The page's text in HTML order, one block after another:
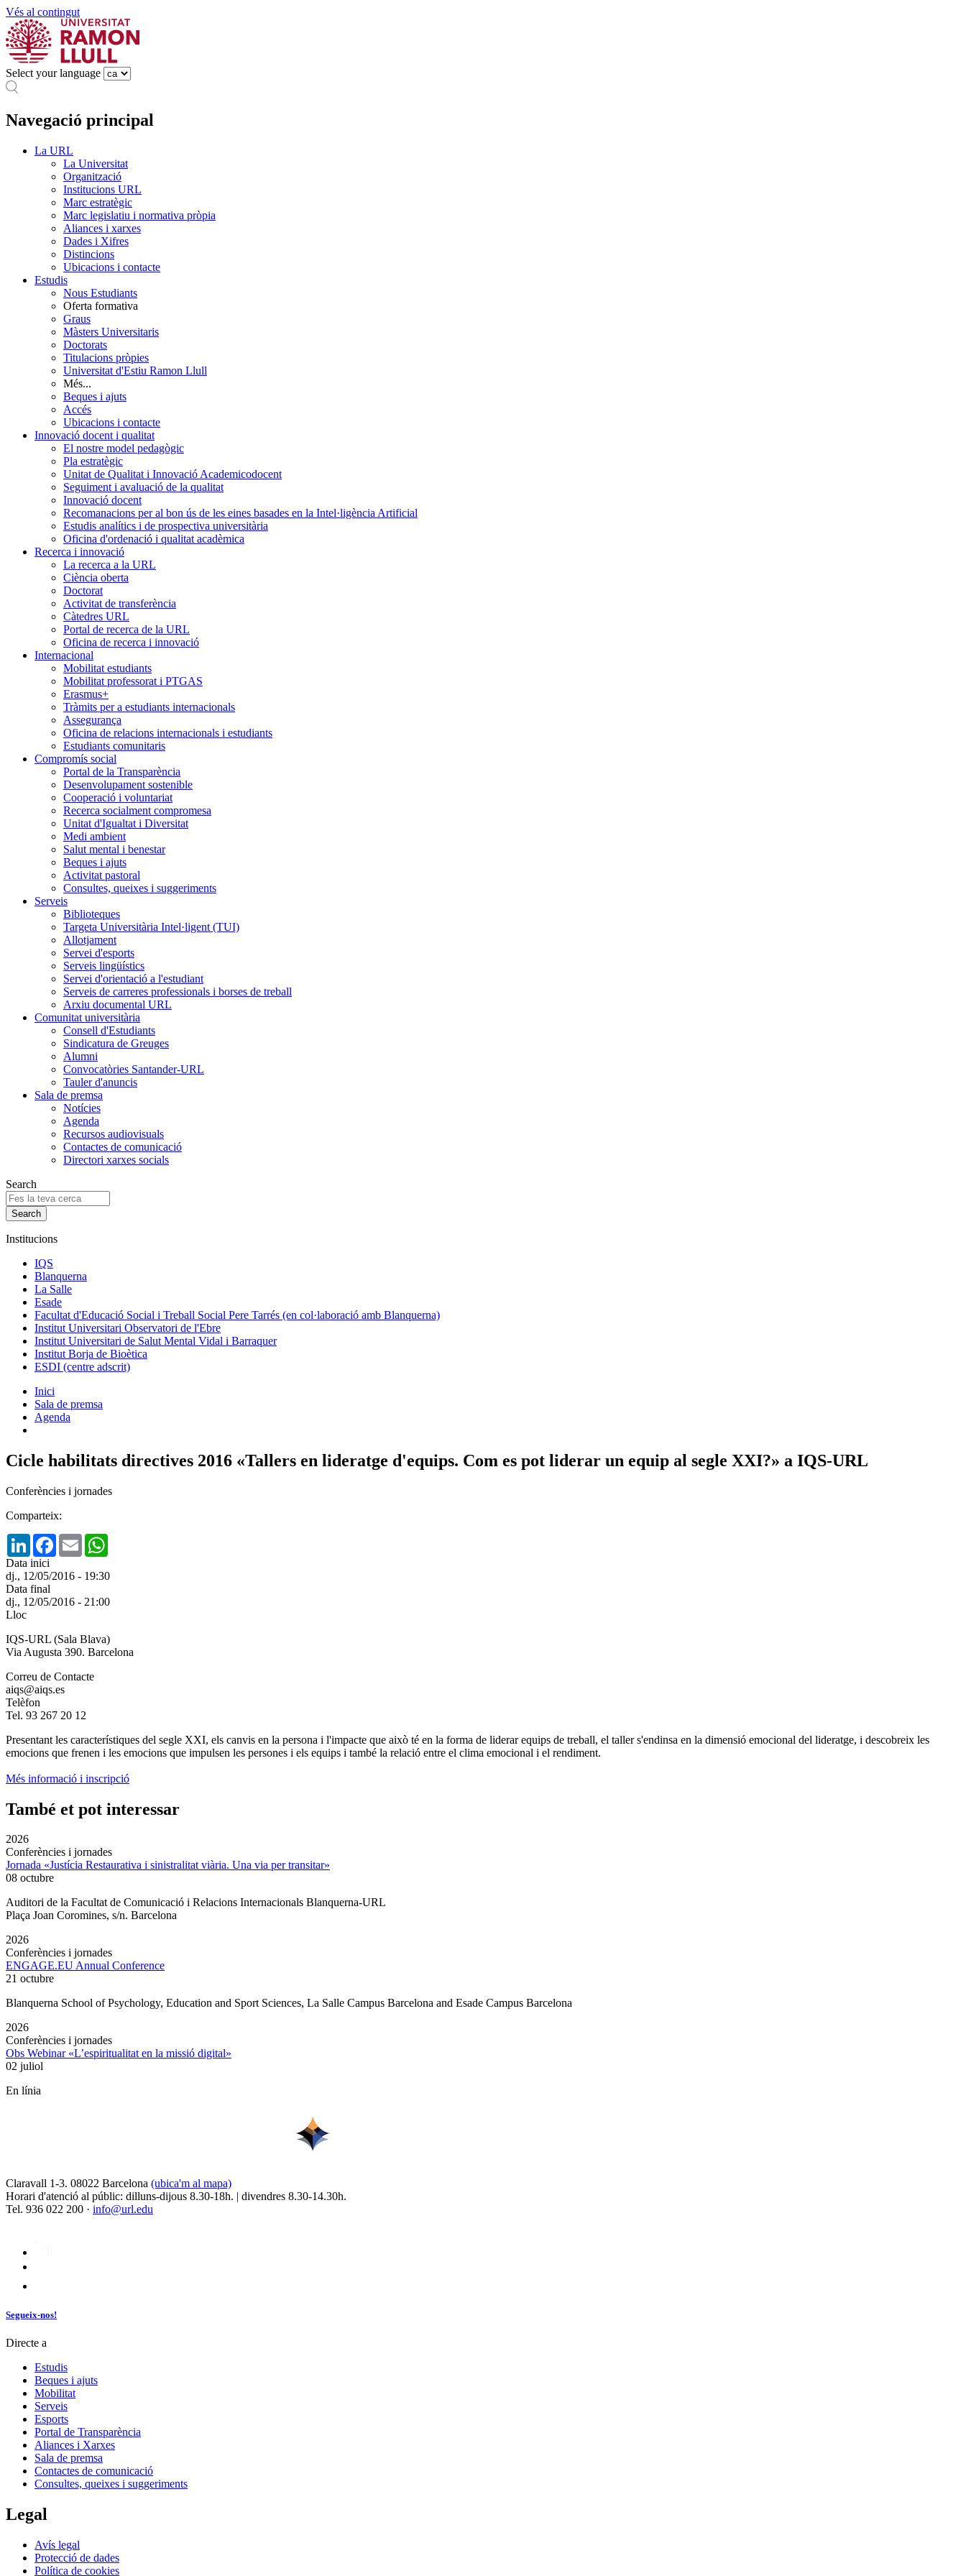
Vés al contingut
Select your language
Navegació principal
La URL
La Universitat
Organització
Institucions URL
Marc estratègic
Marc legislatiu i normativa pròpia
Aliances i xarxes
Dades i Xifres
Distincions
Ubicacions i contacte
Estudis
Nous Estudiants
Oferta formativa
Graus
Màsters Universitaris
Doctorats
Titulacions pròpies
Universitat d'Estiu Ramon Llull
Més...
Beques i ajuts
Accés
Ubicacions i contacte
Innovació docent i qualitat
El nostre model pedagògic
Pla estratègic
Unitat de Qualitat i Innovació Academicodocent
Seguiment i avaluació de la qualitat
Innovació docent
Recomanacions per al bon ús de les eines basades en la Intel·ligència Artificial
Estudis analítics i de prospectiva universitària
Oficina d'ordenació i qualitat acadèmica
Recerca i innovació
La recerca a la URL
Ciència oberta
Doctorat
Activitat de transferència
Càtedres URL
Portal de recerca de la URL
Oficina de recerca i innovació
Internacional
Mobilitat estudiants
Mobilitat professorat i PTGAS
Erasmus+
Tràmits per a estudiants internacionals
Assegurança
Oficina de relacions internacionals i estudiants
Estudiants comunitaris
Compromís social
Portal de la Transparència
Desenvolupament sostenible
Cooperació i voluntariat
Recerca socialment compromesa
Unitat d'Igualtat i Diversitat
Medi ambient
Salut mental i benestar
Beques i ajuts
Activitat pastoral
Consultes, queixes i suggeriments
Serveis
Biblioteques
Targeta Universitària Intel·ligent (TUI)
Allotjament
Servei d'esports
Serveis lingüístics
Servei d'orientació a l'estudiant
Serveis de carreres professionals i borses de treball
Arxiu documental URL
Comunitat universitària
Consell d'Estudiants
Sindicatura de Greuges
Alumni
Convocatòries Santander-URL
Tauler d'anuncis
Sala de premsa
Notícies
Agenda
Recursos audiovisuals
Contactes de comunicació
Directori xarxes socials
Search
Institucions
IQS
Blanquerna
La Salle
Esade
Facultat d'Educació Social i Treball Social Pere Tarrés (en col·laboració amb Blanquerna)
Institut Universitari Observatori de l'Ebre
Institut Universitari de Salut Mental Vidal i Barraquer
Institut Borja de Bioètica
ESDI (centre adscrit)
Inici
Sala de premsa
Agenda
Cicle habilitats directives 2016 «Tallers en lideratge d'equips. Com es pot liderar un equip al segle XXI?» a IQS-URL
Conferències i jornades
Comparteix:
LinkedInFacebook
Email
Data inici
dj., 12/05/2016 - 19:30
Data final
dj., 12/05/2016 - 21:00
Lloc
IQS-URL (Sala Blava)
Via Augusta 390. Barcelona
Correu de Contacte
aiqs@aiqs.es
Telèfon
Tel. 93 267 20 12
Presentant les característiques del segle XXI, els canvis en la persona i l'impacte que això té en la forma de liderar equips de treball, el taller s'endinsa en la dimensió emocional del lideratge, i descobreix les
emocions que frenen i les emocions que impulsen les persones i els equips i també la relació entre el clima emocional i el rendiment.
Més informació i inscripció
També et pot interessar
2026
Conferències i jornades
Jornada «Justícia Restaurativa i sinistralitat viària. Una via per transitar»
08 octubre
Auditori de la Facultat de Comunicació i Relacions Internacionals Blanquerna-URL
Plaça Joan Coromines, s/n. Barcelona
2026
Conferències i jornades
ENGAGE.EU Annual Conference
21 octubre
Blanquerna School of Psychology, Education and Sport Sciences, La Salle Campus Barcelona and Esade Campus Barcelona
2026
Conferències i jornades
Obs Webinar «L’espiritualitat en la missió digital»
02 juliol
En línia
Claravall 1-3. 08022 Barcelona (ubica'm al mapa)
Horari d'atenció al públic: dilluns-dijous 8.30-18h. | divendres 8.30-14.30h.
Tel. 936 022 200 · info@url.edu
Segueix-nos!
Directe a
Estudis
Beques i ajuts
Mobilitat
Serveis
Esports
Portal de Transparència
Aliances i Xarxes
Sala de premsa
Contactes de comunicació
Consultes, queixes i suggeriments
Legal
Avís legal
Protecció de dades
Política de cookies